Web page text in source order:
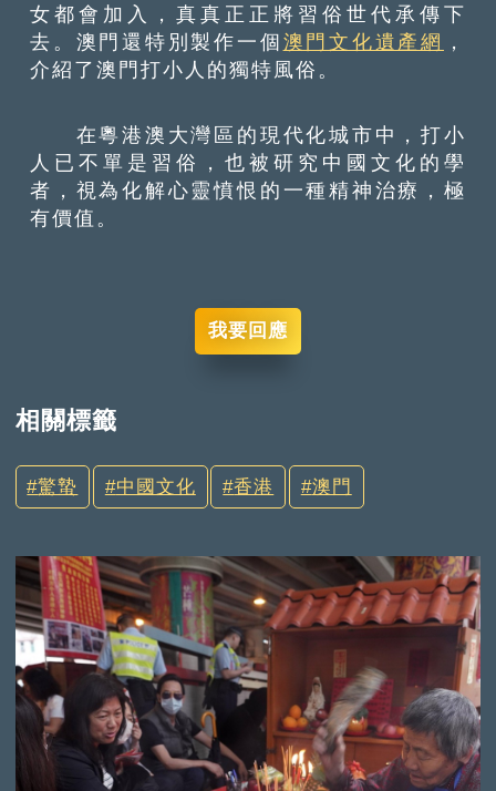
女都會加入，真真正正將習俗世代承傳下
去。澳門還特別製作一個澳門文化遺產網 ，
介紹了澳門打小人的獨特風俗。
在粵港澳大灣區的現代化城市中，打小
人已不單是習俗，也被研究中國文化的學
者，視為化解心靈憤恨的一種精神治療，極
有價值。
我要回應
相關標籤
驚蟄 中國文化 香港 澳門